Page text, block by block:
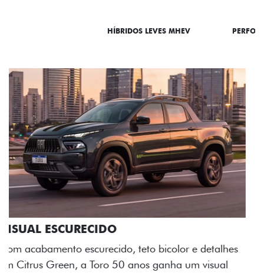
HÍBRIDOS LEVES MHEV
ADESIVOS ESTILIZADOS
Os adesivos aplicados no capô e nas laterais
reforçam a identidade única dessa edição para lá de